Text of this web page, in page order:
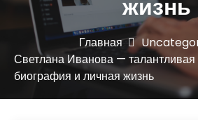
жизнь
Главная
Светлана Иванова — талантливая
биография и личная жизнь